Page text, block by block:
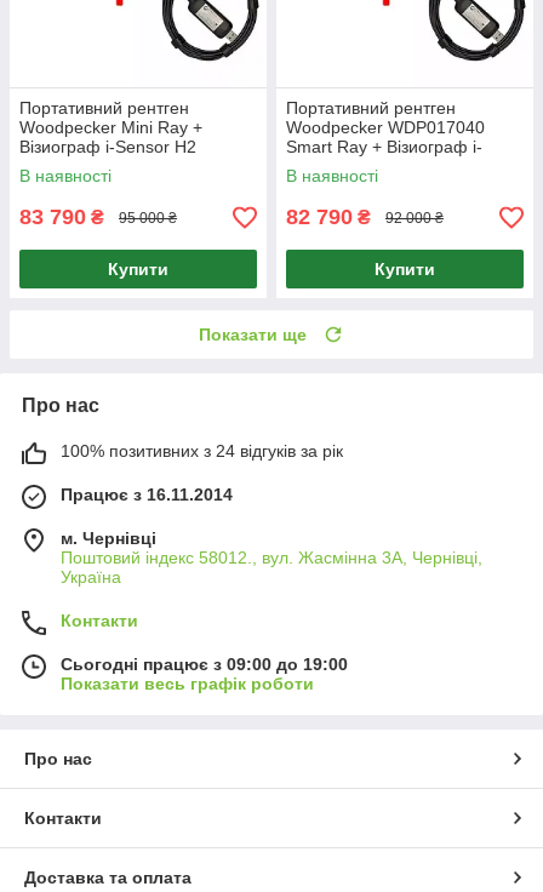
Портативний рентген
Woodpecker Mini Ray +
Візиограф i-Sensor H2
В наявності
83 790 ₴ 95 000 ₴
Купити
Портативний рентген
Woodpecker WDP017040
Smart Ray + Візиограф i-
Sensor H1.5
В наявності
82 790 ₴ 92 000 ₴
Купити
Показати ще
Про нас
100% позитивних з 24 відгуків за рік
Працює з 16.11.2014
м. Чернівці
Поштовий індекс 58012., вул. Жасмінна 3А, Чернівці,
Україна
Контакти
Сьогодні працює з 09:00 до 19:00
Показати весь графік роботи
Про нас
Контакти
Доставка та оплата